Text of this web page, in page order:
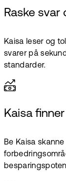
Raske svar
Kaisa leser og
svarer på
standarder.
Kaisa
Be Kaisa